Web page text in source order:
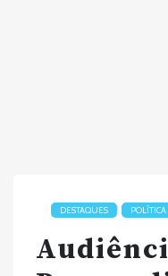
DESTAQUES POLÍTICA